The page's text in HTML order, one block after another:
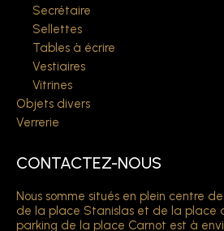
Secrétaire
Sellettes
Tables à écrire
Vestiaires
Vitrines
Objets divers
Verrerie
CONTACTEZ-NOUS
Nous somme situés en plein centre
de la place Stanislas et de la place
parking de la place Carnot est à